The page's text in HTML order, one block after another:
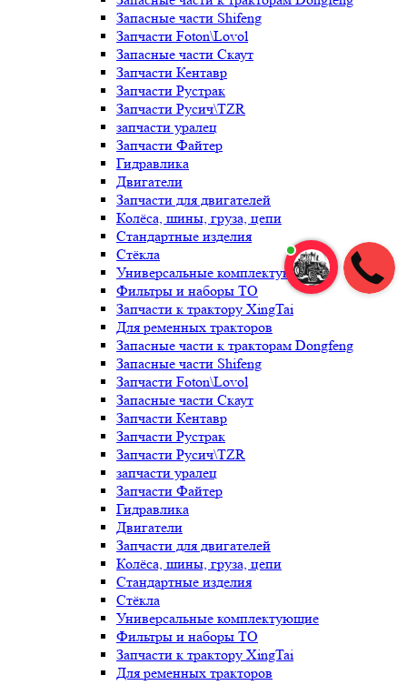
Запасные части Shifeng
Запчасти Foton\Lovol
Запасные части Скаут
Запчасти Кентавр
Запчасти Рустрак
Запчасти Русич\TZR
запчасти уралец
Запчасти Файтер
Гидравлика
Двигатели
Запчасти для двигателей
Колёса, шины, груза, цепи
Стандартные изделия
Стёкла
Универсальные комплектующие
Фильтры и наборы ТО
Запчасти к трактору XingTai
Для ременных тракторов
Запасные части к тракторам Dongfeng
Запасные части Shifeng
Запчасти Foton\Lovol
Запасные части Скаут
Запчасти Кентавр
Запчасти Рустрак
Запчасти Русич\TZR
запчасти уралец
Запчасти Файтер
Гидравлика
Двигатели
Запчасти для двигателей
Колёса, шины, груза, цепи
Стандартные изделия
Стёкла
Универсальные комплектующие
Фильтры и наборы ТО
Запчасти к трактору XingTai
Для ременных тракторов